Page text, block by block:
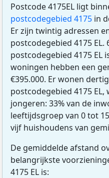
Postcode 4175EL ligt
postcodegebied 4175 in
Er zijn twintig adressen
postcodegebied 4175
postcodegebied 4175 EL
woningen hebben een
€395.000. Er wonen
postcodegebied 4175
jongeren: 33% van de
leeftijdsgroep van 0 tot
vijf huishoudens van
De gemiddelde afstand
belangrijkste
4175 EL is: